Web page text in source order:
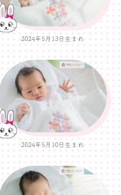
2024年5月13日生まれ
2024年5月10日生まれ